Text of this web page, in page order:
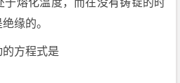
缘的。
方程式是